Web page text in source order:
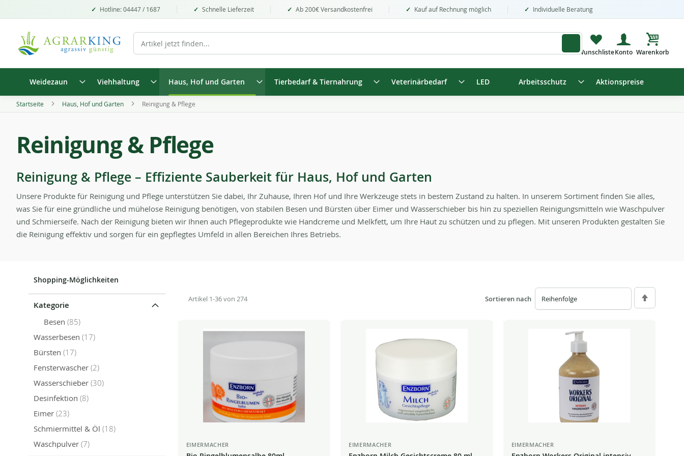
Hotline: 04447 / 1687 Schnelle Lieferzeit Ab 200€ Versandkostenfrei Kauf auf Rechnung möglich Individuelle Beratung
Mein
Weidezaun Viehhaltung Haus, Hof und Garten Tierbedarf & Tiernahrung Veterinärbedarf LED Arbeitsschutz Aktionspreise
Startseite Haus, Hof und Garten Reinigung & Pflege
Reinigung & Pflege
Reinigung & Pflege – Effiziente Sauberkeit für Haus, Hof und Garten
Unsere Produkte für Reinigung und Pflege unterstützen Sie dabei, Ihr Zuhause, Ihren Hof und Ihre Werkzeuge stets in bestem Zustand zu halten. In unserem Sortiment finden Sie alles,
was Sie für eine gründliche und mühelose Reinigung benötigen, von stabilen Besen und Bürsten über Eimer und Wasserschieber bis hin zu speziellen Reinigungsmitteln wie Waschpulver
und Schmierseife. Nach der Reinigung bieten wir Ihnen auch Pflegeprodukte wie Handcreme und Melkfett, um Ihre Haut zu schützen und zu pflegen. Mit unseren Produkten gestalten Sie
die Reinigung effektiv und sorgen für ein gepflegtes Umfeld in allen Bereichen Ihres Betriebs.
Artikel 1-36von 274 Sortieren nach
Absteigend
EIMERMACHER EIMERMACHER EIMERMACHER
Shopping-Möglichkeiten
Kategorie
Besen 85
Artikel
Wasserbesen 17
Artikel
Bürsten 17
Artikel
Fensterwascher 2
Artikel
Wasserschieber 30
Artikel
Desinfektion 8
Artikel
Eimer 23
Artikel
Schmiermittel & Öl 18
Artikel
Waschpulver 7
Artikel